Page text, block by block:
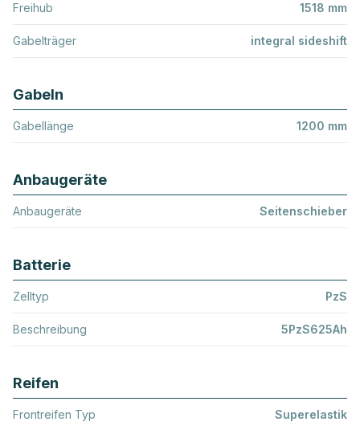
Freihub 1518 mm
Gabelträger integral sideshift
Gabeln
Gabellänge 1200 mm
Anbaugeräte
Anbaugeräte Seitenschieber
Batterie
Zelltyp PzS
Beschreibung 5PzS625Ah
Reifen
Frontreifen Typ Superelastik